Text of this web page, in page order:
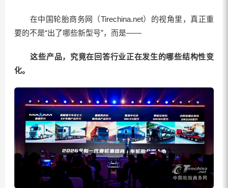
在中国轮胎商务网（Tirechina.net）的视角里，真正重
要的不是“出了哪些新型号”，而是——
这些产品，究竟在回答行业正在发生的哪些结构性变
化。